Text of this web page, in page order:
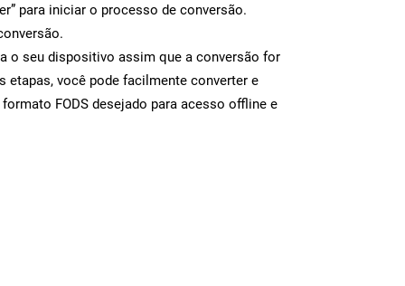
para iniciar o processo de conversão.
o seu dispositivo assim que a conversão for
etapas, você pode facilmente converter e
FODS desejado para acesso offline e